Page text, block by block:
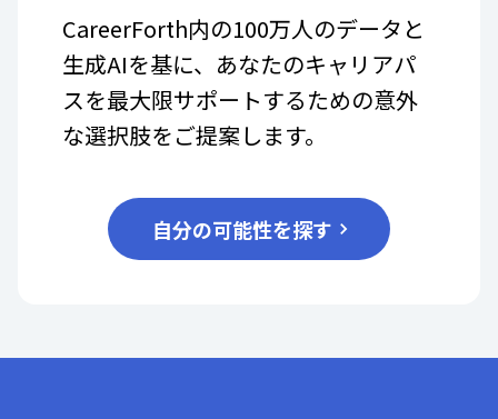
CareerForth内の100万人のデータと
生成AIを基に、あなたのキャリアパ
スを最大限サポートするための意外
な選択肢をご提案します。
自分の可能性を探す